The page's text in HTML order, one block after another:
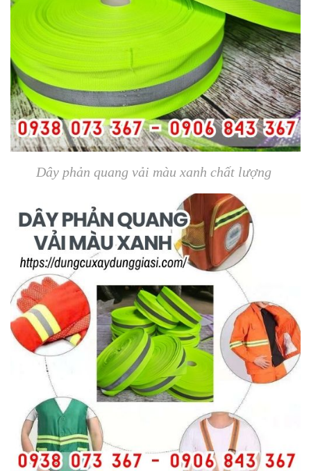
Dây phản quang vải màu xanh chất lượng